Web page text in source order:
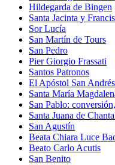
Hildegarda de Bingen
Santa Jacinta y
Sor Lucía
San Martín de Tours
San Pedro
Pier Giorgio Frassati
Santos Patronos
El Apóstol San
Santa María
San Pablo:
Santa Juana de
San Agustín
Beata Chiara Luce
Beato Carlo Acutis
San Benito